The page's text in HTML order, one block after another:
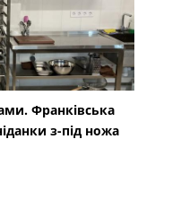
Франківська
з-під ножа